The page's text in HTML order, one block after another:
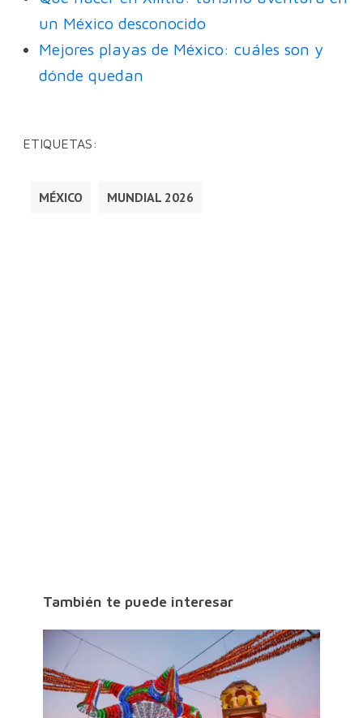
un México desconocido
Mejores playas de México: cuáles son y
dónde quedan
ETIQUETAS:
MÉXICO MUNDIAL 2026
También te puede interesar